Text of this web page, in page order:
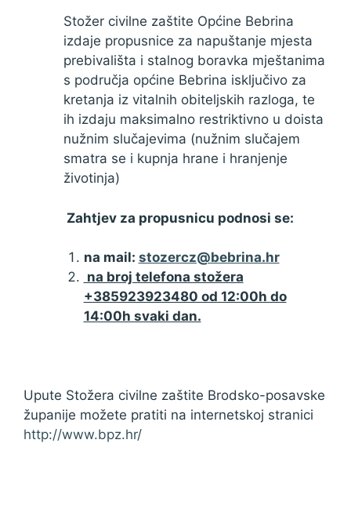
Stožer civilne zaštite Općine Bebrina
izdaje propusnice za napuštanje mjesta
prebivališta i stalnog boravka mještanima
s područja općine Bebrina isključivo za
kretanja iz vitalnih obiteljskih razloga, te
ih izdaju maksimalno restriktivno u doista
nužnim slučajevima (nužnim slučajem
smatra se i kupnja hrane i hranjenje
životinja)
Zahtjev za propusnicu podnosi se:
na mail: stozercz@bebrina.hr
na broj telefona stožera
+385923923480 od 12:00h do
14:00h svaki dan.
Upute Stožera civilne zaštite Brodsko-posavske
županije možete pratiti na internetskoj stranici
http://www.bpz.hr/